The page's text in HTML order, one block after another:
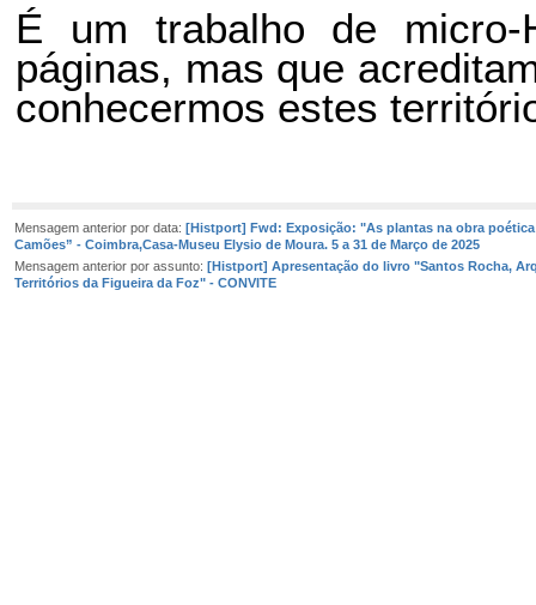
É um trabalho de micro-
páginas, mas que
conhecermos estes
Mensagem anterior por data: [Histport] Fwd: Exposição: "As plantas na obra poética
Camões” - Coimbra,Casa-Museu Elysio de Moura. 5 a 31 de Março de 2025
Mensagem anterior por assunto: [Histport] Apresentação do livro "Santos Rocha,
Territórios da Figueira da Foz" - CONVITE